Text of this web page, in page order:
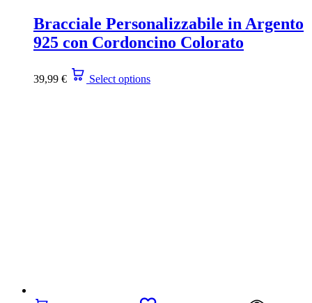
Bracciale Personalizzabile in Argento
925 con Cordoncino Colorato
39,99 € Select options